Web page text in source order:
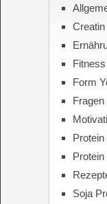
Creatin
Form
Fragen
Protein
Soja